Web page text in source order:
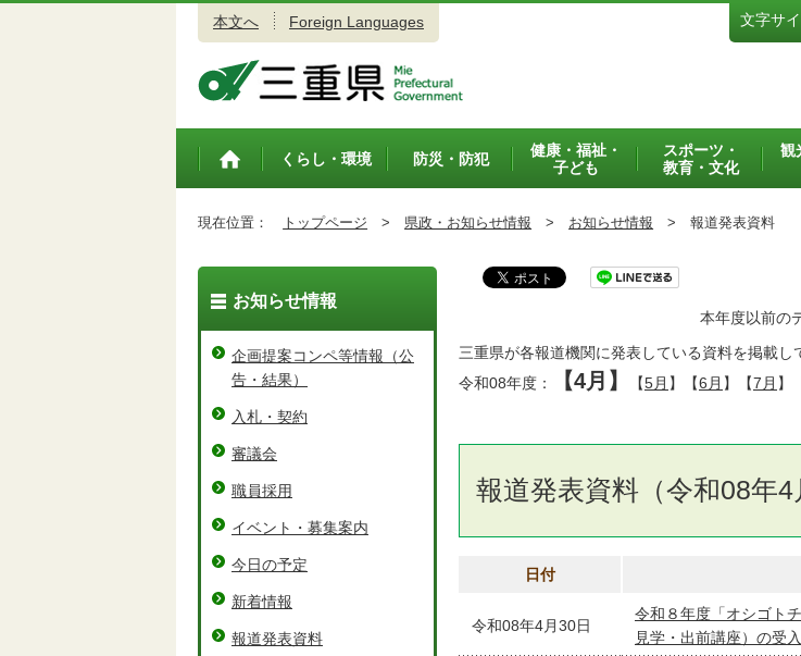
本文へ Foreign Languages 文字サ
トップペ
くらし・環境 防災・防犯
健康・福祉・
子ども
スポーツ・
教育・文化
観
現在位置： トップページ > 県政・お知らせ情報 > お知らせ情報 > 報道発表資料
本年度以前の
三重県が各報道機関に発表している資料を掲載し
令和08年度：
【4月】 【5月 】【6月 】【7月 】
報道発表資料（令和08年4
日付
令和08年4月30日
令和８年度「オシゴト
見学・出前講座）の受
お知らせ情報
企画提案コンペ等情報（公
告・結果）
入札・契約
審議会
職員採用
イベント・募集案内
今日の予定
新着情報
報道発表資料